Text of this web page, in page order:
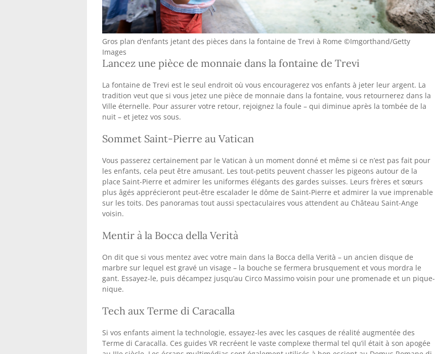
Gros plan d’enfants jetant des pièces dans la fontaine de Trevi à Rome ©Imgorthand/Getty
Images
Lancez une pièce de monnaie dans la fontaine de Trevi
La fontaine de Trevi est le seul endroit où vous encouragerez vos enfants à jeter leur argent. La
tradition veut que si vous jetez une pièce de monnaie dans la fontaine, vous retournerez dans la
Ville éternelle. Pour assurer votre retour, rejoignez la foule – qui diminue après la tombée de la
nuit – et jetez vos sous.
Sommet Saint-Pierre au Vatican
Vous passerez certainement par le Vatican à un moment donné et même si ce n’est pas fait pour
les enfants, cela peut être amusant. Les tout-petits peuvent chasser les pigeons autour de la
place Saint-Pierre et admirer les uniformes élégants des gardes suisses. Leurs frères et sœurs
plus âgés apprécieront peut-être escalader le dôme de Saint-Pierre et admirer la vue imprenable
sur les toits. Des panoramas tout aussi spectaculaires vous attendent au Château Saint-Ange
voisin.
Mentir à la Bocca della Verità
On dit que si vous mentez avec votre main dans la Bocca della Verità – un ancien disque de
marbre sur lequel est gravé un visage – la bouche se fermera brusquement et vous mordra le
gant. Essayez-le, puis décampez jusqu’au Circo Massimo voisin pour une promenade et un pique-
nique.
Tech aux Terme di Caracalla
Si vos enfants aiment la technologie, essayez-les avec les casques de réalité augmentée des
Terme di Caracalla. Ces guides VR recréent le vaste complexe thermal tel qu’il était à son apogée